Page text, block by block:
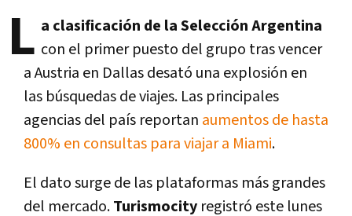
L a clasificación de la Selección Argentina
con el primer puesto del grupo tras vencer
a Austria en Dallas desató una explosión en
las búsquedas de viajes. Las principales
agencias del país reportan aumentos de hasta
800% en consultas para viajar a Miami.
El dato surge de las plataformas más grandes
del mercado.Turismocity registró este lunes